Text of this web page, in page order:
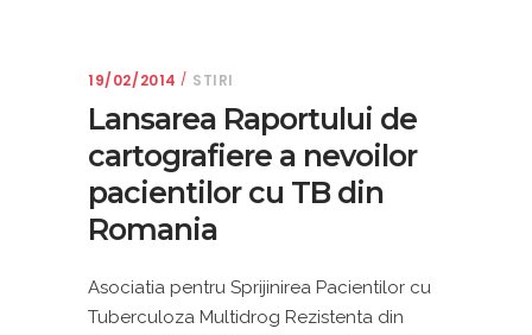
19/02/2014 STIRI
Lansarea Raportului de
cartografiere a nevoilor
pacientilor cu TB din
Romania
Asociatia pentru Sprijinirea Pacientilor cu
Tuberculoza Multidrog Rezistenta din